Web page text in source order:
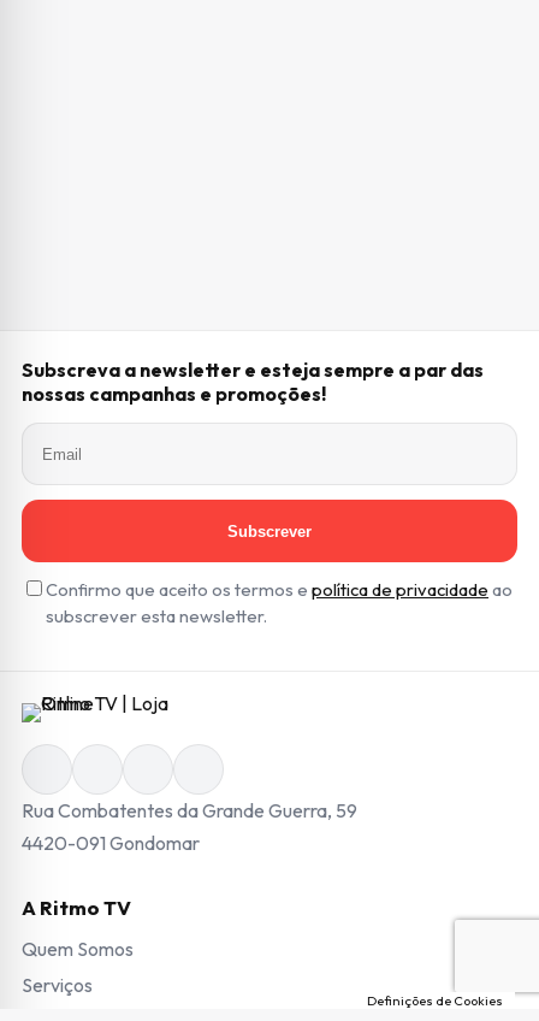
Subscreva a newsletter e esteja sempre a par das
nossas campanhas e promoções!
Subscrever
Confirmo que aceito os termos e política de privacidade ao
subscrever esta newsletter.
Rua Combatentes da Grande Guerra, 59
4420-091 Gondomar
A Ritmo TV
Quem Somos
Serviços
Definições de Cookies